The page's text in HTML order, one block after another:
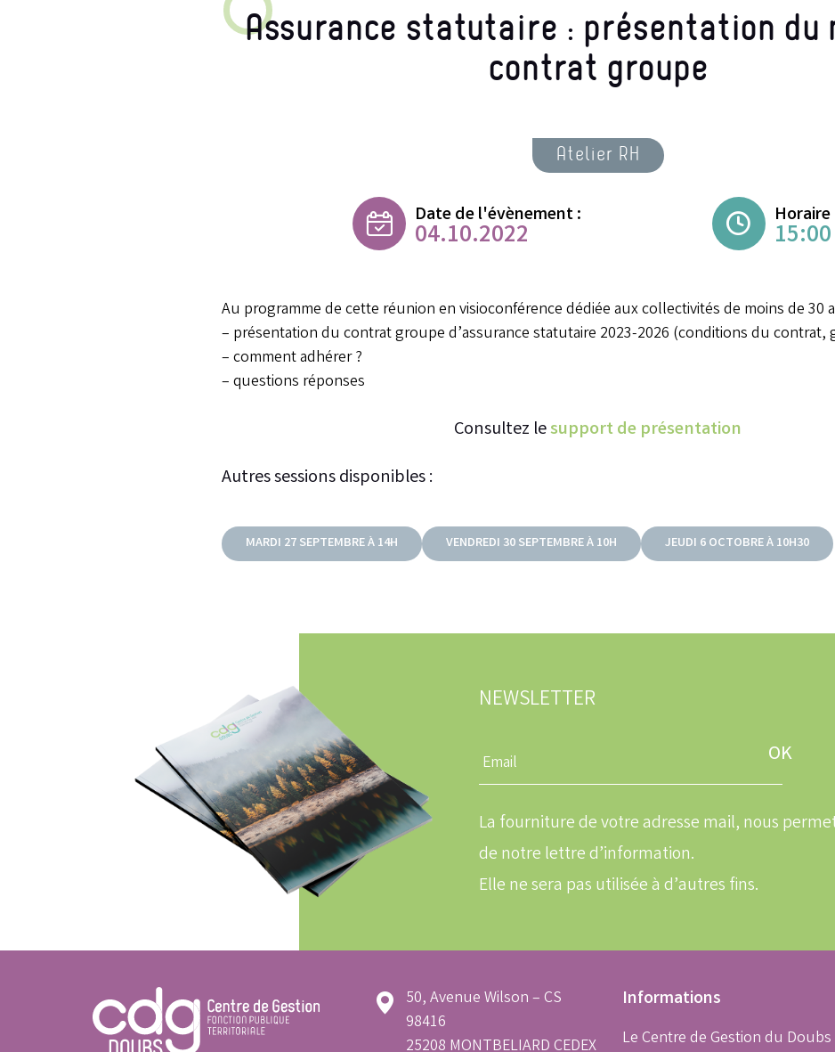
Assurance statutaire : présentation du
contrat groupe
Atelier RH
Date de l'évènement :
04.10.2022
Horaire
Au programme de cette réunion en visioconférence dédiée aux collectivités de moins de 30
– présentation du contrat groupe d’assurance statutaire 2023-2026 (conditions du contrat,
– comment adhérer ?
– questions réponses
Consultez lesupport de présentation
Autres sessions disponibles :
MARDI 27 SEPTEMBRE À 14H VENDREDI 30 SEPTEMBRE À 10H JEUDI 6 OCTOBRE À 10H30
NEWSLETTER
Entrez
une
email
La fourniture de votre adresse mail, nous
de notre lettre d’information.
Elle ne sera pas utilisée à d’autres fins.
50, Avenue Wilson – CS
98416
25208 MONTBELIARD CEDEX
Informations
Le Centre de Gestion du Doubs